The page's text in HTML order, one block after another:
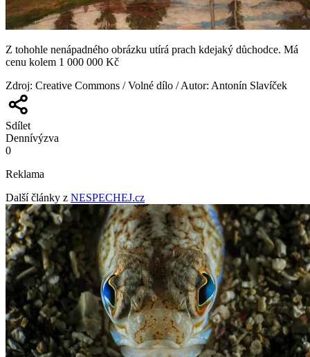
Z tohohle nenápadného obrázku utírá prach kdejaký důchodce. Má
cenu kolem 1 000 000 Kč
Zdroj: Creative Commons / Volné dílo / Autor: Antonín Slavíček
Sdílet
Dennívýzva
0
Reklama
Další články z NESPECHEJ.cz